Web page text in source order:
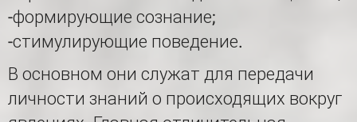
-формирующие сознание;
-стимулирующие поведение.
В основном они служат для передачи
личности знаний о происходящих вокруг